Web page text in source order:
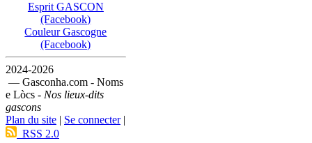
Esprit GASCON
(Facebook)
Couleur Gascogne
(Facebook)
2024-2026
— Gasconha.com - Noms
e Lòcs - Nos lieux-dits
gascons
Plan du site | Se connecter|
RSS 2.0